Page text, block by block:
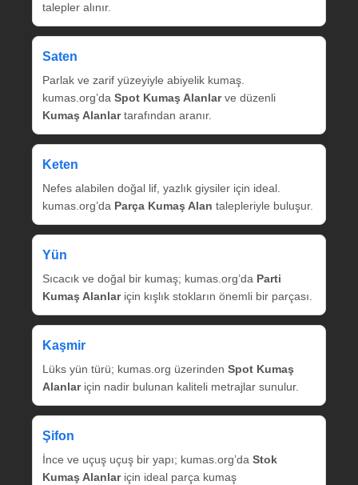
talepler alınır.
Saten
Parlak ve zarif yüzeyiyle abiyelik kumaş.
kumas.org’da Spot Kumaş Alanlarve düzenli
Kumaş Alanlartarafından aranır.
Keten
Nefes alabilen doğal lif, yazlık giysiler için ideal.
kumas.org’da Parça Kumaş Alan talepleriyle buluşur.
Yün
Sıcacık ve doğal bir kumaş; kumas.org’da Parti
Kumaş Alanlariçin kışlık stokların önemli bir parçası.
Kaşmir
Lüks yün türü; kumas.org üzerinden Spot Kumaş
Alanlariçin nadir bulunan kaliteli metrajlar sunulur.
Şifon
İnce ve uçuş uçuş bir yapı; kumas.org’da Stok
Kumaş Alanlariçin ideal parça kumaş